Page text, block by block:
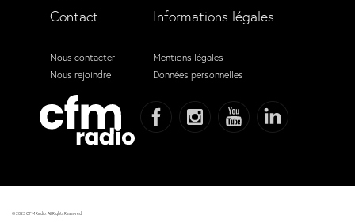
Contact
Nous contacter
Nous rejoindre
Informations légales
Mentions légales
Données personnelles
© 2023 CFM Radio. All Rights Reserved.